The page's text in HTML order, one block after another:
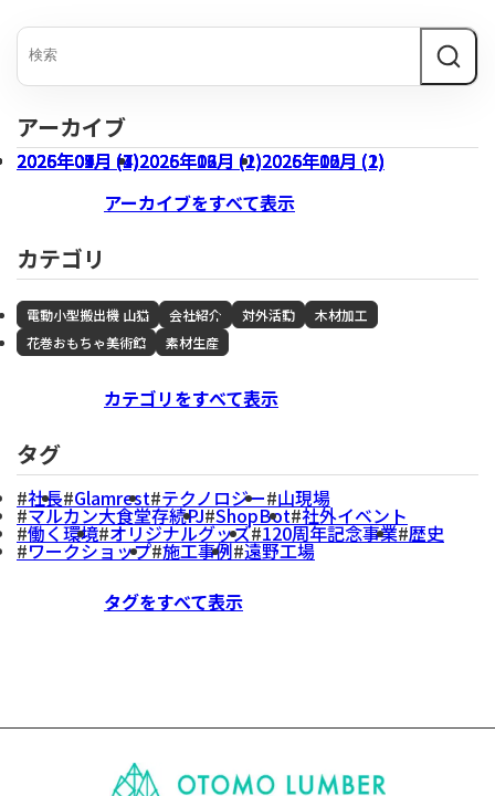
アーカイブ
2026年07月 (3)2026年06月 (1)2026年05月 (1)
2026年04月 (1)2026年03月 (1)2026年02月 (2)
2026年01月 (4)2025年12月 (2)2025年10月 (2)
2025年09月 (7)
アーカイブをすべて表示
カテゴリ
電動小型搬出機 山猫 会社紹介 対外活動
木材加工
花巻おもちゃ美術館
素材生産
カテゴリをすべて表示
タグ
社長 Glamrest テクノロジー 山現場
マルカン大食堂存続PJ ShopBot 社外イベント
働く環境 オリジナルグッズ 120周年記念事業 歴史
ワークショップ 施工事例 遠野工場
タグをすべて表示